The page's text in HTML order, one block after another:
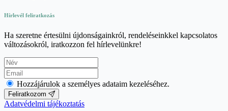
Hírlevél feliratkozás
Ha szeretne értesülni újdonságainkról, rendeléseinkkel kapcsolatos
változásokról, iratkozzon fel hírlevelünkre!
Hozzájárulok a személyes adataim kezeléséhez.
Feliratkozom
Adatvédelmi tájékoztatás